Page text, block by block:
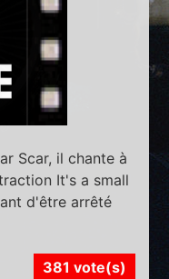
Scar, il chante à
It's a small
d'être arrêté
381 vote(s)